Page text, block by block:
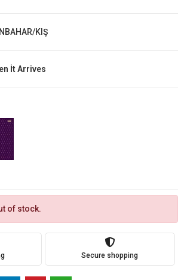
KIŞ
İt Arrives
of stock.
Secure shopping